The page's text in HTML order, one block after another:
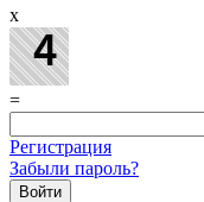
x
=
Регистрация
Забыли пароль?